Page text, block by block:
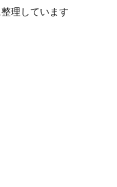
理しています